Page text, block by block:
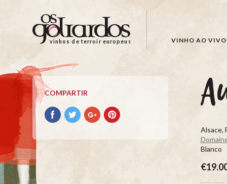
Os
Goliardos
Vinhos
de
Terroir
Europeus
vinhos de terroir europeus VINHO AO
COMPARTIR
Compartir
con
Compartir
con
Compartir
con
Compartir
con
Alsace,
Blanco